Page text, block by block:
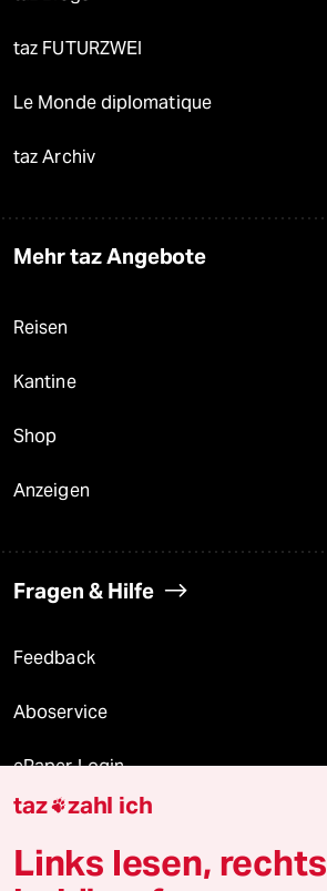
taz FUTURZWEI
Le Monde diplomatique
taz Archiv
Mehr taz Angebote
Reisen
Kantine
Shop
Anzeigen
Fragen & Hilfe
Feedback
Aboservice
ePaper Login
Downloads für Abonnierende
taz zahl ich
Links lesen, rechts